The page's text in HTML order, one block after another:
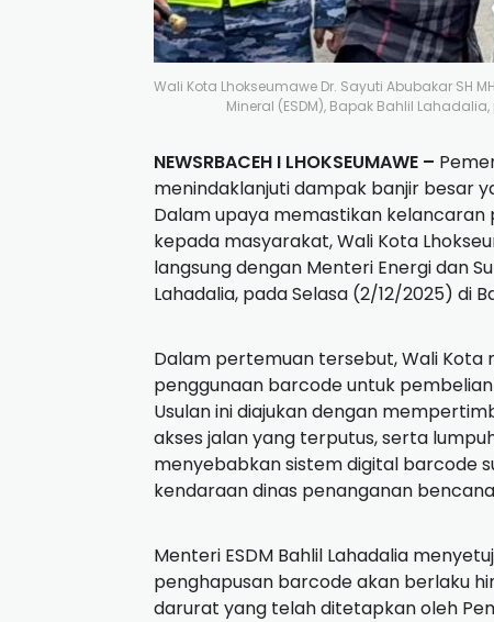
Wali Kota Lhokseumawe Dr. Sayuti Abubakar SH
Mineral (ESDM), Bapak Bahlil
NEWSRBACEH I LHOKSEUMAWE –
menindaklanjuti dampak banjir besar
Dalam upaya memastikan
kepada masyarakat, Wali Kota
langsung dengan Menteri Energi dan
Lahadalia, pada Selasa (2/12/2025) di
Dalam pertemuan tersebut, Wali
penggunaan barcode untuk
Usulan ini diajukan dengan
akses jalan yang terputus, serta
menyebabkan sistem digital barcode
kendaraan dinas penanganan
Menteri ESDM Bahlil Lahadalia
penghapusan barcode akan berlaku
darurat yang telah ditetapkan oleh